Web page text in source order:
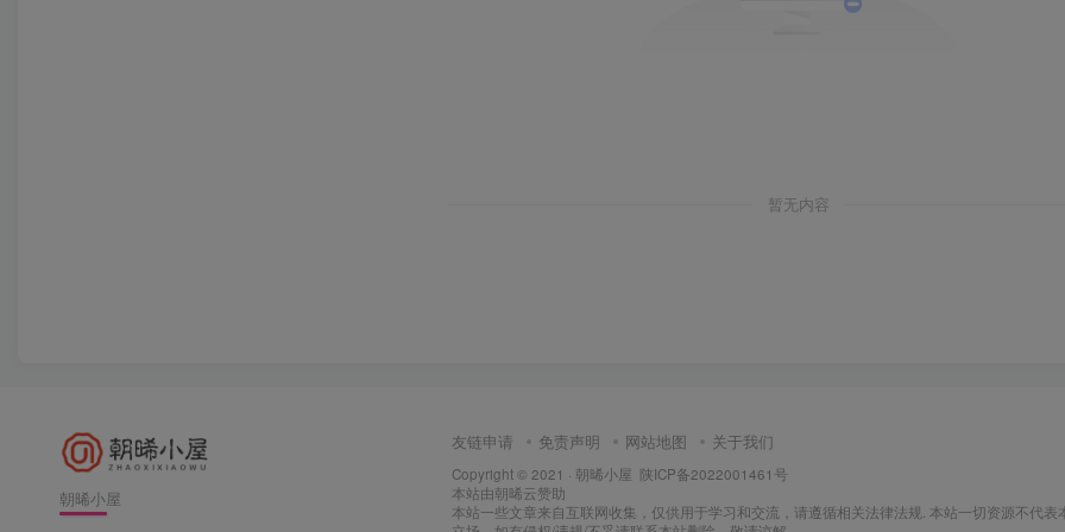
暂无内容
朝晞小屋
友链申请 免责声明 网站地图 关于我们
Copyright © 2021 · 朝晞小屋 陕ICP备2022001461号
本站由朝晞云赞助
本站一些文章来自互联网收集，仅供用于学习和交流，请遵循相关法律法规. 本站一切资源不代表